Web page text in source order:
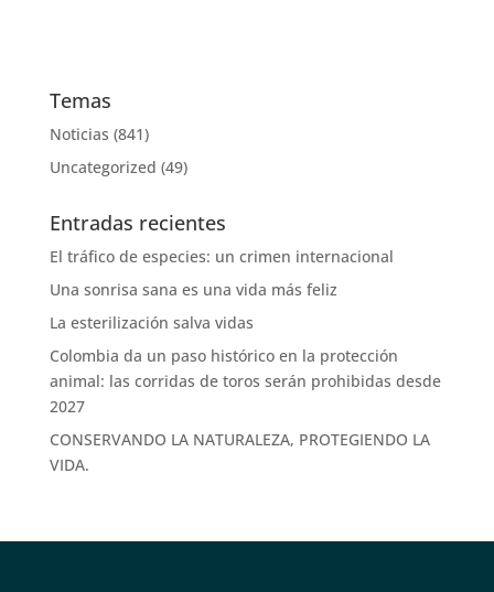
Temas
Noticias (841)
Uncategorized (49)
Entradas recientes
El tráfico de especies: un crimen internacional
Una sonrisa sana es una vida más feliz
La esterilización salva vidas
Colombia da un paso histórico en la protección
animal: las corridas de toros serán prohibidas desde
2027
CONSERVANDO LA NATURALEZA, PROTEGIENDO LA
VIDA.